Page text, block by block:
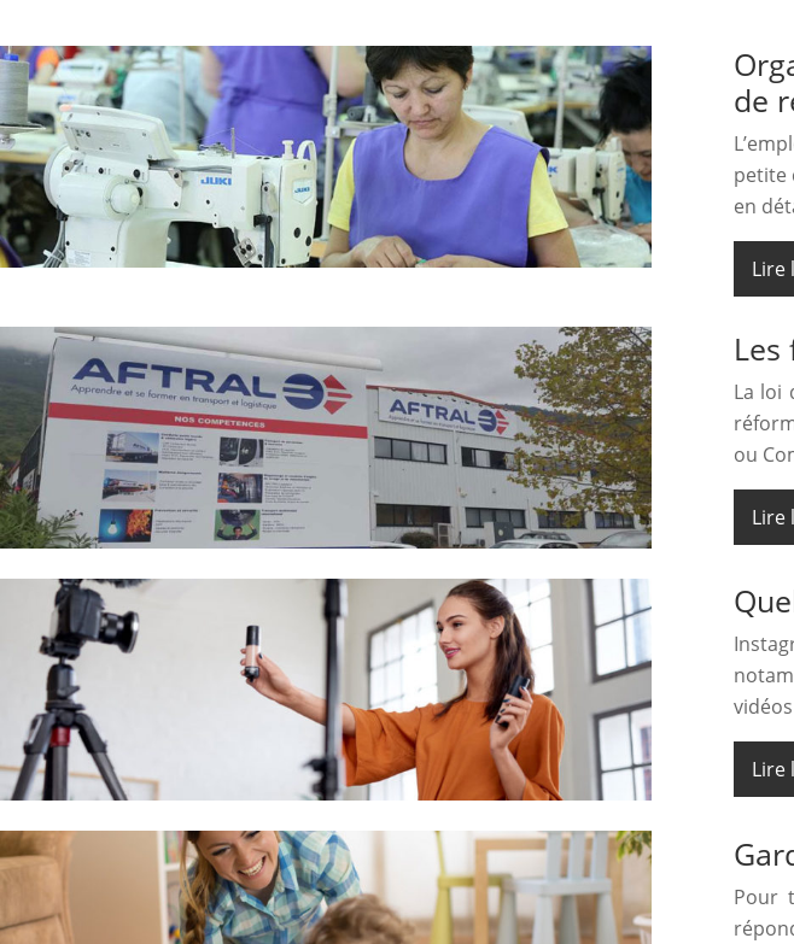
de
petite
en
Lire
Les
La loi
ou
Lire
Lire
Pour